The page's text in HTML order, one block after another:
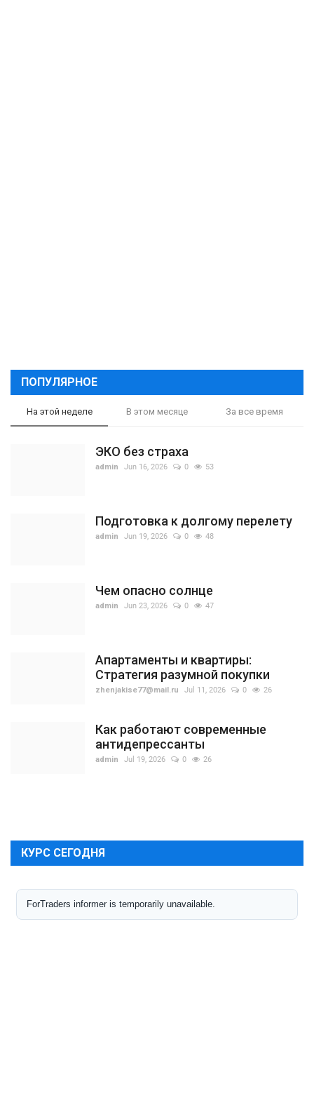
ПОПУЛЯРНОЕ
На этой неделе В этом месяце За все время
ЭКО без страха
admin Jun 16, 2026 0 53
Подготовка к долгому перелету
admin Jun 19, 2026 0 48
Чем опасно солнце
admin Jun 23, 2026 0 47
Апартаменты и квартиры:
Стратегия разумной покупки
zhenjakise77@mail.ru Jul 11, 2026 0 26
Как работают современные
антидепрессанты
admin Jul 19, 2026 0 26
КУРС СЕГОДНЯ